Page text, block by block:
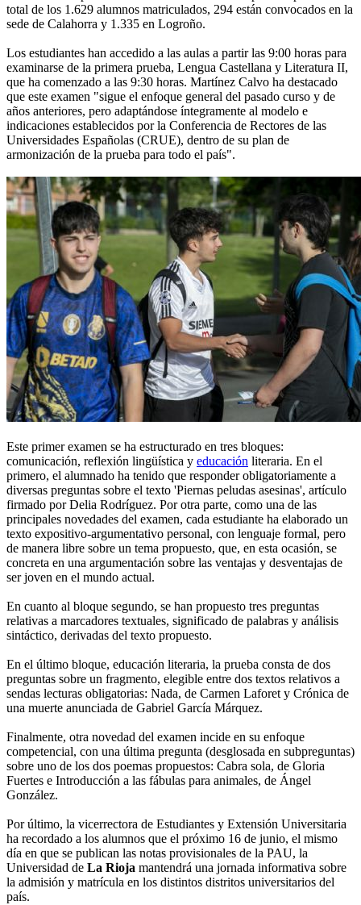
total de los 1.629 alumnos matriculados, 294 están convocados en la
sede de Calahorra y 1.335 en Logroño.
Los estudiantes han accedido a las aulas a partir las 9:00 horas para
examinarse de la primera prueba, Lengua Castellana y Literatura II,
que ha comenzado a las 9:30 horas. Martínez Calvo ha destacado
que este examen "sigue el enfoque general del pasado curso y de
años anteriores, pero adaptándose íntegramente al modelo e
indicaciones establecidos por la Conferencia de Rectores de las
Universidades Españolas (CRUE), dentro de su plan de
armonización de la prueba para todo el país".
Este primer examen se ha estructurado en tres bloques:
comunicación, reflexión lingüística y educación literaria. En el
primero, el alumnado ha tenido que responder obligatoriamente a
diversas preguntas sobre el texto 'Piernas peludas asesinas', artículo
firmado por Delia Rodríguez. Por otra parte, como una de las
principales novedades del examen, cada estudiante ha elaborado un
texto expositivo-argumentativo personal, con lenguaje formal, pero
de manera libre sobre un tema propuesto, que, en esta ocasión, se
concreta en una argumentación sobre las ventajas y desventajas de
ser joven en el mundo actual.
En cuanto al bloque segundo, se han propuesto tres preguntas
relativas a marcadores textuales, significado de palabras y análisis
sintáctico, derivadas del texto propuesto.
En el último bloque, educación literaria, la prueba consta de dos
preguntas sobre un fragmento, elegible entre dos textos relativos a
sendas lecturas obligatorias: Nada, de Carmen Laforet y Crónica de
una muerte anunciada de Gabriel García Márquez.
Finalmente, otra novedad del examen incide en su enfoque
competencial, con una última pregunta (desglosada en subpreguntas)
sobre uno de los dos poemas propuestos: Cabra sola, de Gloria
Fuertes e Introducción a las fábulas para animales, de Ángel
González.
Por último, la vicerrectora de Estudiantes y Extensión Universitaria
ha recordado a los alumnos que el próximo 16 de junio, el mismo
día en que se publican las notas provisionales de la PAU, la
Universidad de La Rioja mantendrá una jornada informativa sobre
la admisión y matrícula en los distintos distritos universitarios del
país.